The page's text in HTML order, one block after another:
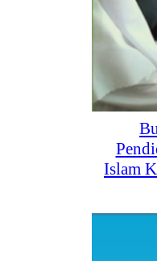
Islam